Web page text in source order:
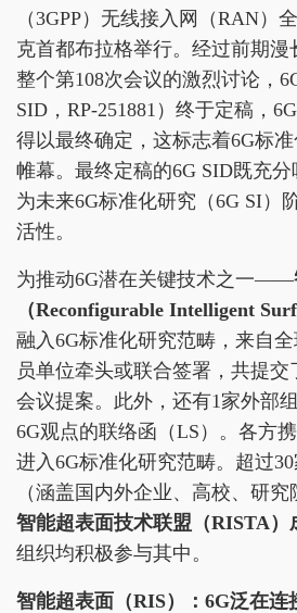
（3GPP）无线接入网（RAN）
克首都布拉格举行。经过前期漫
整个第108次会议的激烈讨论，
SID，RP-251881）终于定稿，
得以最终确定，这标志着6G标
帷幕。最终定稿的6G SID既充
为未来6G标准化研究（6G SI）
活性。
为推动6G潜在关键技术之一——
（Reconfigurable Intelligent
融入6G标准化研究范畴，来自全
员单位牵头或联合签署，共提交
会议提案。此外，还有1家外部
6G观点的联络函（LS）。各方
进入6G标准化研究范畴。超过
（涵盖国内外企业、高校、研
智能超表面技术联盟（RISTA）
组织均积极参与其中。
智能超表面（RIS）：6G泛在连